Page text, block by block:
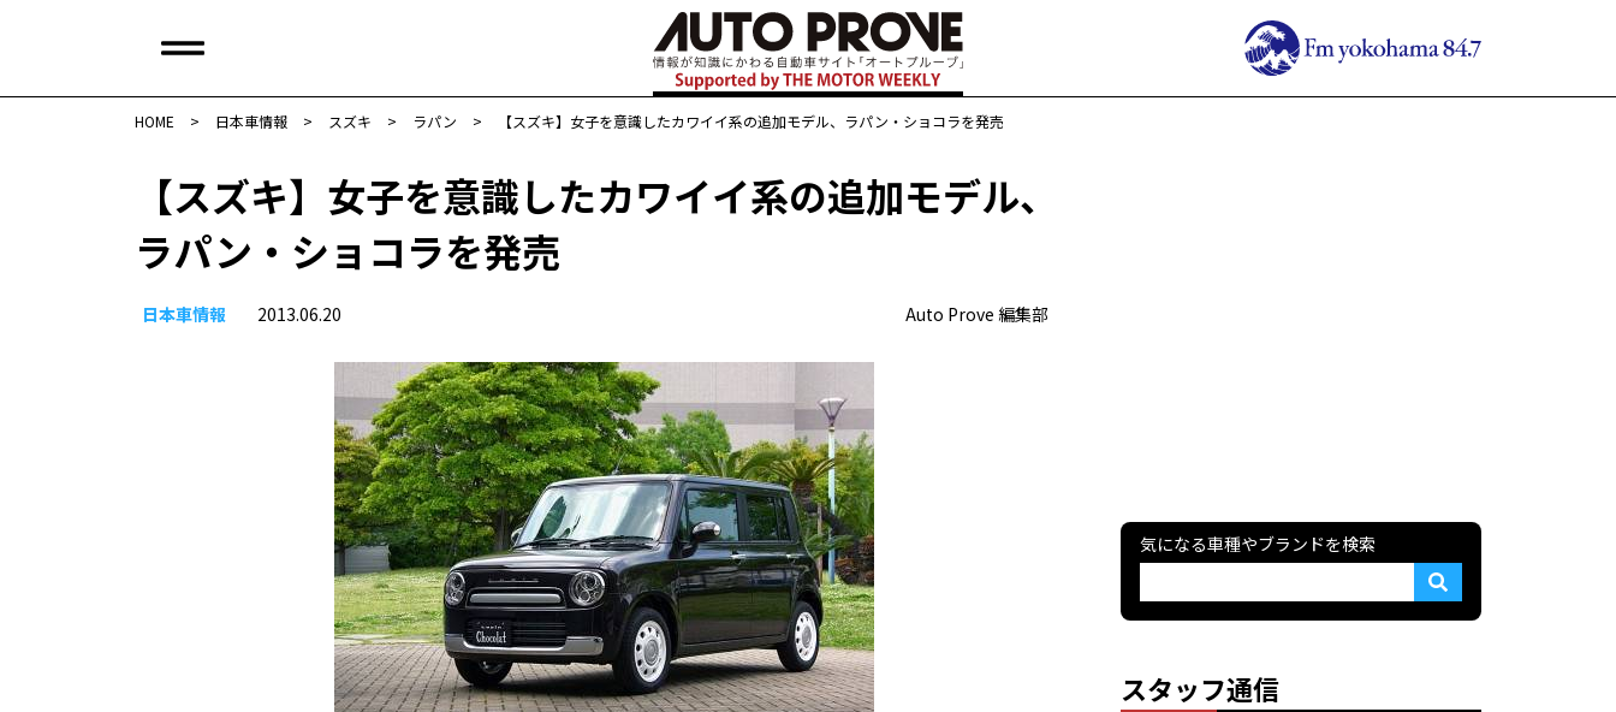
HOME > 日本車情報​ > スズキ > ラパン > 【スズキ】女子を意識したカワイイ系の追加モデル、ラパン・ショコラを発売
【スズキ】女子を意識したカワイイ系の追加モデル、
ラパン・ショコラを発売
日本車情報​ 2013.06.20 Auto Prove 編集部
気になる車種やブランドを検索
スタッフ通信